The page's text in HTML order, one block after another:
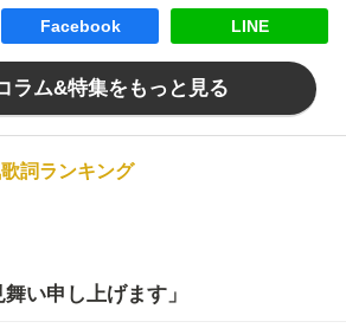
Facebook LINE
ラム&特集をもっと見る
詞ランキング
舞い申し上げます」